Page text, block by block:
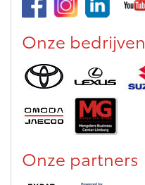
Onze bedrijven
Onze partners